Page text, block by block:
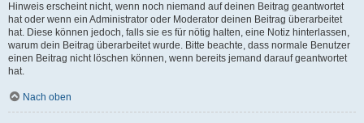
Hinweis erscheint nicht, wenn noch niemand auf deinen Beitrag geantwortet
hat oder wenn ein Administrator oder Moderator deinen Beitrag überarbeitet
hat. Diese können jedoch, falls sie es für nötig halten, eine Notiz hinterlassen,
warum dein Beitrag überarbeitet wurde. Bitte beachte, dass normale Benutzer
einen Beitrag nicht löschen können, wenn bereits jemand darauf geantwortet
hat.
Nach oben